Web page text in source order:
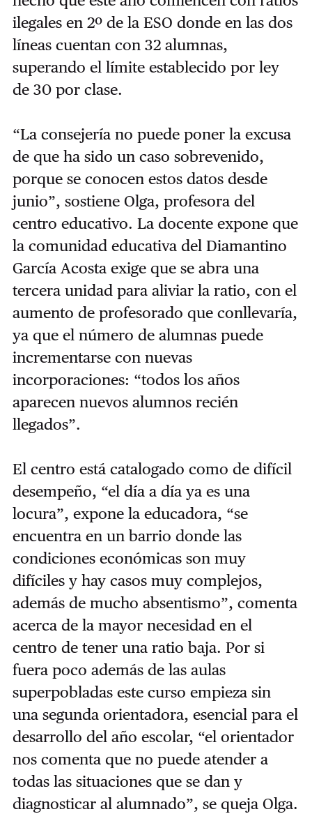
ilegales en 2º de la ESO donde en las dos
líneas cuentan con 32 alumnas,
superando el límite establecido por ley
de 30 por clase.
“La consejería no puede poner la excusa
de que ha sido un caso sobrevenido,
porque se conocen estos datos desde
junio”, sostiene Olga, profesora del
centro educativo. La docente expone que
la comunidad educativa del Diamantino
García Acosta exige que se abra una
tercera unidad para aliviar la ratio, con el
aumento de profesorado que conllevaría,
ya que el número de alumnas puede
incrementarse con nuevas
incorporaciones: “todos los años
aparecen nuevos alumnos recién
llegados”.
El centro está catalogado como de difícil
desempeño, “el día a día ya es una
locura”, expone la educadora, “se
encuentra en un barrio donde las
condiciones económicas son muy
difíciles y hay casos muy complejos,
además de mucho absentismo”, comenta
acerca de la mayor necesidad en el
centro de tener una ratio baja. Por si
fuera poco además de las aulas
superpobladas este curso empieza sin
una segunda orientadora, esencial para el
desarrollo del año escolar, “el orientador
nos comenta que no puede atender a
todas las situaciones que se dan y
diagnosticar al alumnado”, se queja Olga.